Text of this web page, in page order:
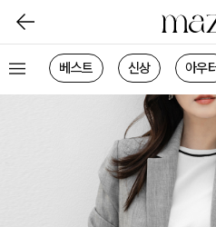
베스트 신상 아우